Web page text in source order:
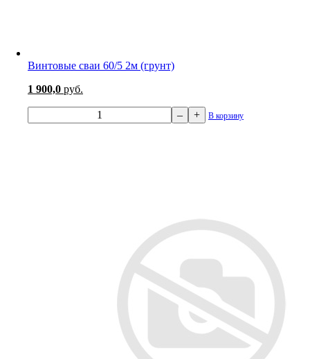
Винтовые сваи 60/5 2м (грунт)
1 900,0 руб.
– + В корзину